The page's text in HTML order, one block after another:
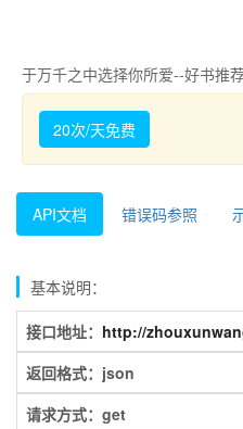
于万千之中选择你所爱--好书推
20次/天免费
API文档 错误码参照
基本说明：
接口地址： http://
返回格式：json
请求方式：get